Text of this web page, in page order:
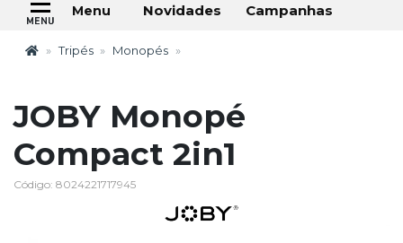
Menu Novidades Campanhas
Tripés Monopés
JOBY Monopé
Compact 2in1
Código: 8024221717945